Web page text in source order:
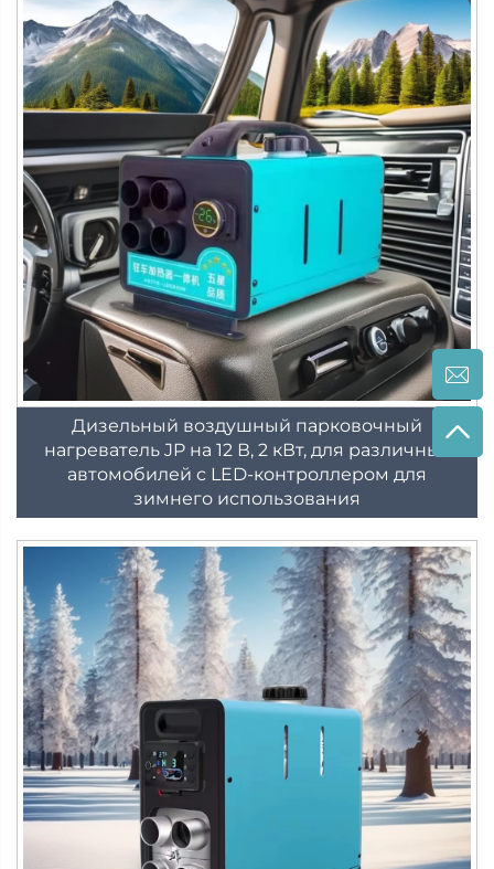
Дизельный воздушный парковочный
нагреватель JP на 12 В, 2 кВт, для различных
автомобилей с LED-контроллером для
зимнего использования